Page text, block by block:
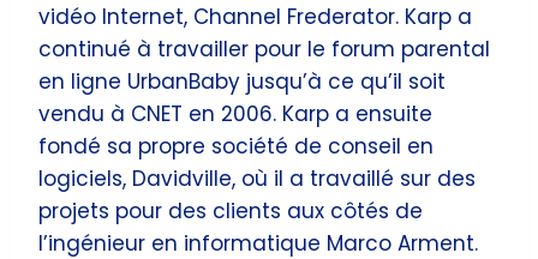
vidéo Internet, Channel Frederator. Karp a
continué à travailler pour le forum parental
en ligne UrbanBaby jusqu’à ce qu’il soit
vendu à CNET en 2006. Karp a ensuite
fondé sa propre société de conseil en
logiciels, Davidville, où il a travaillé sur des
projets pour des clients aux côtés de
l’ingénieur en informatique Marco Arment.